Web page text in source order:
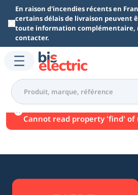
Aller au contenu principal
En raison d'incendies récents en
certains délais de livraison peuvent
toute information complémentaire,
contacter.
Une erreur est
Cannot read property 'find' of